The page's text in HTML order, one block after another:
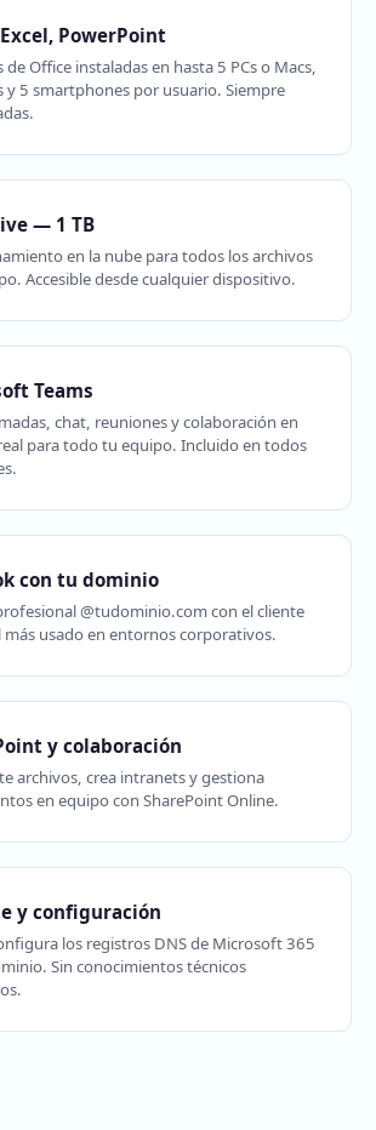
PowerPoint
de Office instaladas en hasta 5 PCs o Macs,
y 5 smartphones por usuario. Siempre
— 1 TB
en la nube para todos los archivos
Accesible desde cualquier dispositivo.
Teams
chat, reuniones y colaboración en
para todo tu equipo. Incluido en todos
con tu dominio
@tudominio.com con el cliente
más usado en entornos corporativos.
y colaboración
archivos, crea intranets y gestiona
en equipo con SharePoint Online.
y configuración
los registros DNS de Microsoft 365
Sin conocimientos técnicos